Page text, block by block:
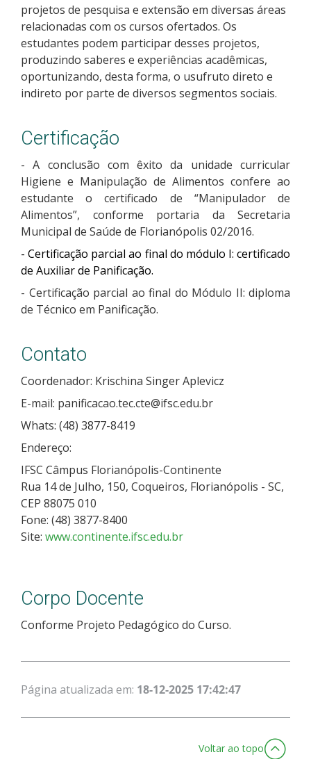
projetos de pesquisa e extensão em diversas áreas
relacionadas com os cursos ofertados. Os
estudantes podem participar desses projetos,
produzindo saberes e experiências acadêmicas,
oportunizando, desta forma, o usufruto direto e
indireto por parte de diversos segmentos sociais.
Certificação
- A conclusão com êxito da unidade curricular
Higiene e Manipulação de Alimentos confere ao
estudante o certificado de “Manipulador de
Alimentos”, conforme portaria da Secretaria
Municipal de Saúde de Florianópolis 02/2016.
- Certificação parcial ao final do módulo I: certificado
de Auxiliar de Panificação.
- Certificação parcial ao final do Módulo II: diploma
de Técnico em Panificação.
Contato
Coordenador: Krischina Singer Aplevicz
E-mail: panificacao.tec.cte@ifsc.edu.br
Whats: (48) 3877-8419
Endereço:
IFSC Câmpus Florianópolis-Continente
Rua 14 de Julho, 150, Coqueiros, Florianópolis - SC,
CEP 88075 010
Fone: (48) 3877-8400
Site: www.continente.ifsc.edu.br
Corpo Docente
Conforme Projeto Pedagógico do Curso.
Página atualizada em: 18-12-2025 17:42:47
Voltar ao topo